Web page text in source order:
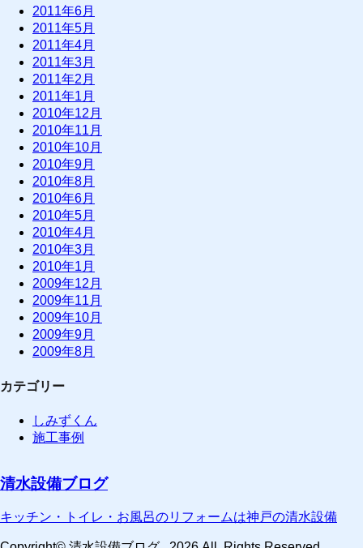
2011年6月
2011年5月
2011年4月
2011年3月
2011年2月
2011年1月
2010年12月
2010年11月
2010年10月
2010年9月
2010年8月
2010年6月
2010年5月
2010年4月
2010年3月
2010年1月
2009年12月
2009年11月
2009年10月
2009年9月
2009年8月
カテゴリー
しみずくん
施工事例
清水設備ブログ
キッチン・トイレ・お風呂のリフォームは神戸の清水設備